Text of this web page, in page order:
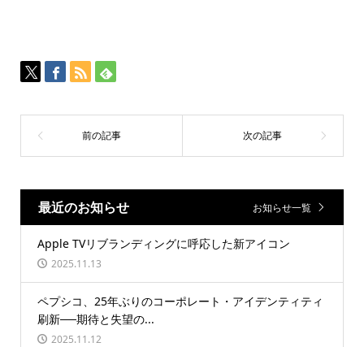
最近のお知らせ お知らせ一覧
Apple TVリブランディングに呼応した新アイコン
2025.11.13
ペプシコ、25年ぶりのコーポレート・アイデンティティ
刷新──期待と失望の...
2025.11.12